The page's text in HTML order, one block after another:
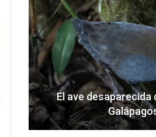
El ave desaparecida